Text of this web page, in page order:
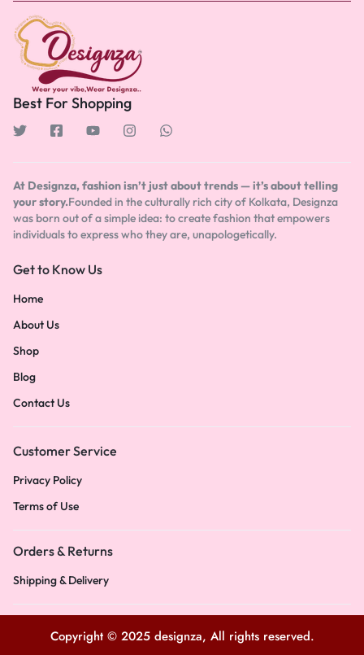
Best For Shopping
At Designza, fashion isn’t just about trends — it’s about telling
your story.Founded in the culturally rich city of Kolkata, Designza
was born out of a simple idea: to create fashion that empowers
individuals to express who they are, unapologetically.
Get to Know Us
Home
About Us
Shop
Blog
Contact Us
Customer Service
Privacy Policy
Terms of Use
Orders & Returns
Shipping & Delivery
Copyright © 2025 designza, All rights reserved.